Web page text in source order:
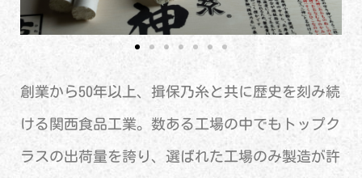
創業から50年以上、揖保乃糸と共に歴史を刻み続
ける関西食品工業。数ある工場の中でもトップク
ラスの出荷量を誇り、選ばれた工場のみ製造が許